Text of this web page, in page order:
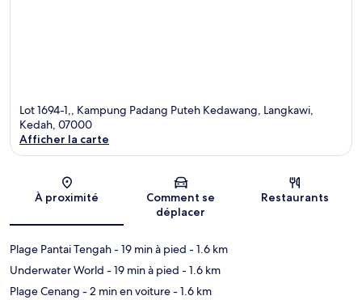
Lot 1694-1,, Kampung Padang Puteh Kedawang, Langkawi,
Kedah, 07000
Afficher la carte
À proximité
Comment se
déplacer
Restaurants
Plage Pantai Tengah- 19 min à pied - 1.6 km
Underwater World - 19 min à pied - 1.6 km
Plage Cenang - 2 min en voiture- 1.6 km